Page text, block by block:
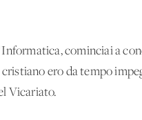
cominciai a
ero da tempo
Vicariato.